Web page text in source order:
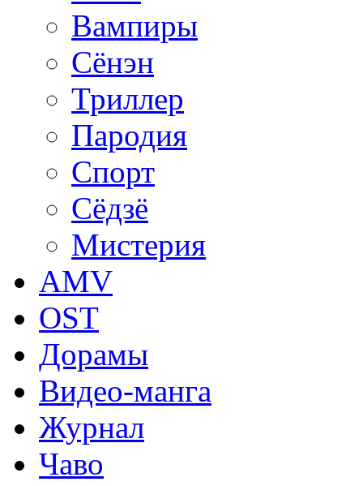
Вампиры
Сёнэн
Триллер
Пародия
Спорт
Сёдзё
Мистерия
AMV
OST
Дорамы
Видео-манга
Журнал
Чаво